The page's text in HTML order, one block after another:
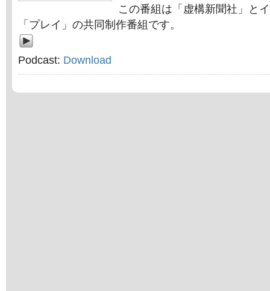
この番組は「虚構新聞社」と
「プレイ」の共同制作番組です。
Podcast: Download